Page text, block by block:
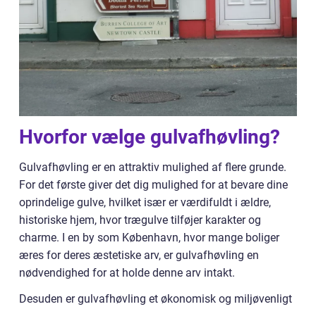
Hvorfor vælge gulvafhøvling?
Gulvafhøvling er en attraktiv mulighed af flere grunde.
For det første giver det dig mulighed for at bevare dine
oprindelige gulve, hvilket især er værdifuldt i ældre,
historiske hjem, hvor trægulve tilføjer karakter og
charme. I en by som København, hvor mange boliger
æres for deres æstetiske arv, er gulvafhøvling en
nødvendighed for at holde denne arv intakt.
Desuden er gulvafhøvling et økonomisk og miljøvenligt